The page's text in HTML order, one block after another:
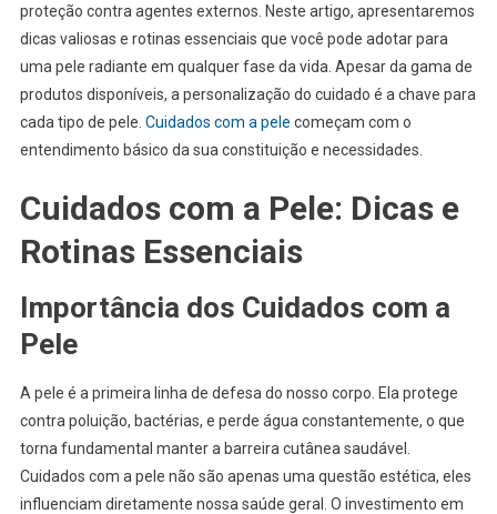
proteção contra agentes externos. Neste artigo, apresentaremos
dicas valiosas e rotinas essenciais que você pode adotar para
uma pele radiante em qualquer fase da vida. Apesar da gama de
produtos disponíveis, a personalização do cuidado é a chave para
cada tipo de pele. Cuidados com a pele começam com o
entendimento básico da sua constituição e necessidades.
Cuidados com a Pele: Dicas e
Rotinas Essenciais
Importância dos Cuidados com a
Pele
A pele é a primeira linha de defesa do nosso corpo. Ela protege
contra poluição, bactérias, e perde água constantemente, o que
torna fundamental manter a barreira cutânea saudável.
Cuidados com a pele não são apenas uma questão estética, eles
influenciam diretamente nossa saúde geral. O investimento em